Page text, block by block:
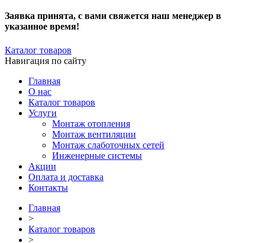
Заявка принята, с вами свяжется наш менеджер в
указанное время!
Каталог товаров
Навигация по сайту
Главная
О нас
Каталог товаров
Услуги
Монтаж отопления
Монтаж вентиляции
Монтаж слаботочных сетей
Инженерные системы
Акции
Оплата и доставка
Контакты
Главная
>
Каталог товаров
>